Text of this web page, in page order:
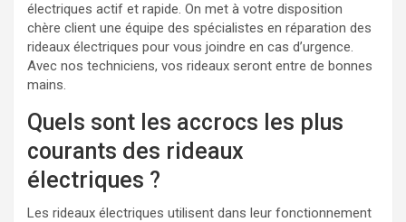
électriques actif et rapide. On met à votre disposition
chère client une équipe des spécialistes en réparation des
rideaux électriques pour vous joindre en cas d’urgence.
Avec nos techniciens, vos rideaux seront entre de bonnes
mains.
Quels sont les accrocs les plus
courants des rideaux
électriques ?
Les rideaux électriques utilisent dans leur fonctionnement